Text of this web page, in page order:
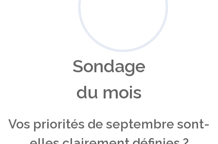
Sondage
du mois
Vos priorités de septembre sont-